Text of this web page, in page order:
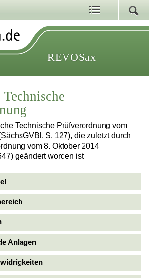
REVOSax
Technische
Technische Prüfverordnung vom
S. 127), die zuletzt durch
vom 8. Oktober 2014
geändert worden ist
Anlagen